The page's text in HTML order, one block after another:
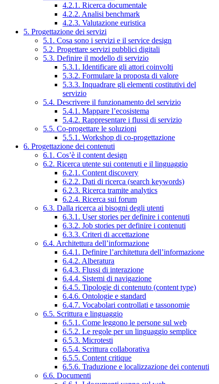
4.2.1. Ricerca documentale
4.2.2. Analisi benchmark
4.2.3. Valutazione euristica
5. Progettazione dei servizi
5.1. Cosa sono i servizi e il service design
5.2. Progettare servizi pubblici digitali
5.3. Definire il modello di servizio
5.3.1. Identificare gli attori coinvolti
5.3.2. Formulare la proposta di valore
5.3.3. Inquadrare gli elementi costitutivi del
servizio
5.4. Descrivere il funzionamento del servizio
5.4.1. Mappare l’ecosistema
5.4.2. Rappresentare i flussi di servizio
5.5. Co-progettare le soluzioni
5.5.1. Workshop di co-progettazione
6. Progettazione dei contenuti
6.1. Cos’è il content design
6.2. Ricerca utente sui contenuti e il linguaggio
6.2.1. Content discovery
6.2.2. Dati di ricerca (search keywords)
6.2.3. Ricerca tramite analytics
6.2.4. Ricerca sui forum
6.3. Dalla ricerca ai bisogni degli utenti
6.3.1. User stories per definire i contenuti
6.3.2. Job stories per definire i contenuti
6.3.3. Criteri di accettazione
6.4. Architettura dell’informazione
6.4.1. Definire l’architettura dell’informazione
6.4.2. Alberatura
6.4.3. Flussi di interazione
6.4.4. Sistemi di navigazione
6.4.5. Tipologie di contenuto (content type)
6.4.6. Ontologie e standard
6.4.7. Vocabolari controllati e tassonomie
6.5. Scrittura e linguaggio
6.5.1. Come leggono le persone sul web
6.5.2. Le regole per un linguaggio semplice
6.5.3. Microtesti
6.5.4. Scrittura collaborativa
6.5.5. Content critique
6.5.6. Traduzione e localizzazione dei contenuti
6.6. Documenti